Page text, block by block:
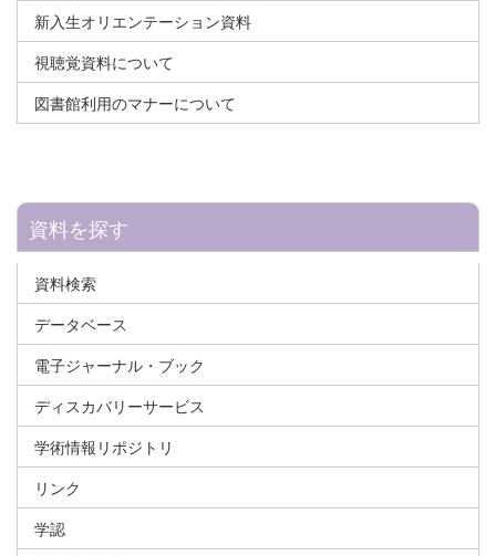
新入生オリエンテーション資料
視聴覚資料について
図書館利用のマナーについて
資料を探す
資料検索
データベース
電子ジャーナル・ブック
ディスカバリーサービス
学術情報リポジトリ
リンク
学認